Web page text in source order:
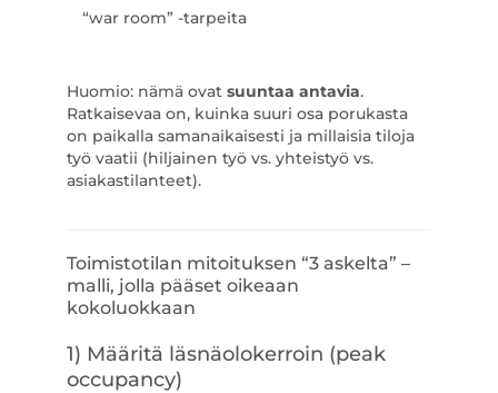
“war room” -tarpeita
Huomio: nämä ovat suuntaa antavia.
Ratkaisevaa on, kuinka suuri osa porukasta
on paikalla samanaikaisesti ja millaisia tiloja
työ vaatii (hiljainen työ vs. yhteistyö vs.
asiakastilanteet).
Toimistotilan mitoituksen “3 askelta” –
malli, jolla pääset oikeaan
kokoluokkaan
1) Määritä läsnäolokerroin (peak
occupancy)